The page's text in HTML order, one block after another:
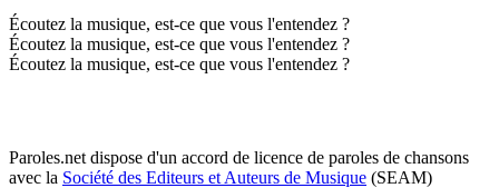
Écoutez la musique, est-ce que vous l'entendez ?
Écoutez la musique, est-ce que vous l'entendez ?
Écoutez la musique, est-ce que vous l'entendez ?
Paroles.net dispose d'un accord de licence de paroles de chansons
avec la Société des Editeurs et Auteurs de Musique (SEAM)